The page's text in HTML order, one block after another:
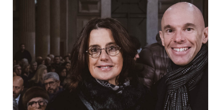
Luca Bertazzi - Direttore
d'Orchestra
Assisteremo alla sinergia di quattro
conservatori, che sono precisamente:
quello di Mantova, quello di Verona, di
Parma e di Reggio Emilia.
Ci saranno docenti e soprattutto tanti
allievi di questi quattro conservatori, che
per l'occasione eseguiranno un